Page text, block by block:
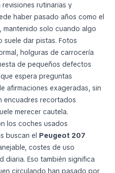
rutinarias y
haber pasado años como el
solo cuando algo
suele dar pistas. Fotos
holguras de carrocería
de pequeños defectos
espera preguntas
afirmaciones exageradas, sin
encuadres recortados
merecer cautela.
los coches usados
buscan el Peugeot 207
costes de uso
diaria. Eso también significa
circulando han pasado por